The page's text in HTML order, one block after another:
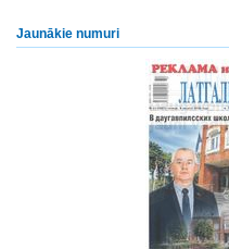
Jaunākie numuri